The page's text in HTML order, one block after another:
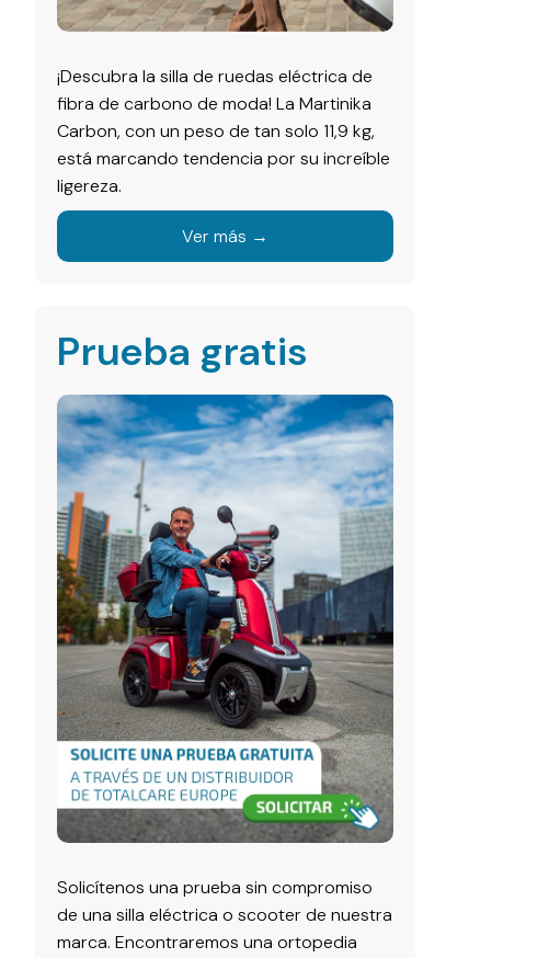
¡Descubra la silla de ruedas eléctrica de
fibra de carbono de moda! La Martinika
Carbon, con un peso de tan solo 11,9 kg,
está marcando tendencia por su increíble
ligereza.
Ver más →
Prueba gratis
Solicítenos una prueba sin compromiso
de una silla eléctrica o scooter de nuestra
marca. Encontraremos una ortopedia